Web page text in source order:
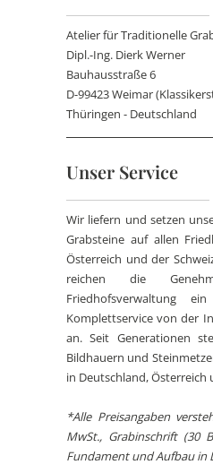
Atelier für Traditionelle
Dipl.-Ing. Dierk Werner
Bauhausstraße 6
D-99423 Weimar
Thüringen - Deutschland
Unser Service
Wir liefern und setzen
Grabsteine auf allen
Österreich und der
reichen die
Friedhofsverwaltung
Komplettservice von der
an. Seit Generationen
Bildhauern und
in Deutschland, Österreich
*Alle Preisangaben
MwSt., Grabinschrift (30
Fundament und Aufbau in